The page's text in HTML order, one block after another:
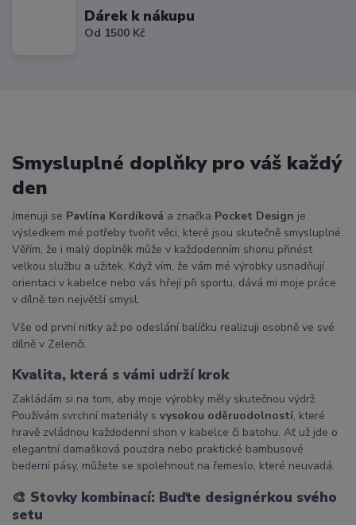
Dárek k nákupu
Od 1500 Kč
Smysluplné doplňky pro váš každý
den
Jmenuji se Pavlína Kordíková a značka Pocket Design je
výsledkem mé potřeby tvořit věci, které jsou skutečně smysluplné.
Věřím, že i malý doplněk může v každodenním shonu přinést
velkou službu a užitek. Když vím, že vám mé výrobky usnadňují
orientaci v kabelce nebo vás hřejí při sportu, dává mi moje práce
v dílně ten největší smysl.
Vše od první nitky až po odeslání balíčku realizuji osobně ve své
dílně v Zelenči.
Kvalita, která s vámi udrží krok
Zakládám si na tom, aby moje výrobky měly skutečnou výdrž.
Používám svrchní materiály s vysokou oděruodolností, které
hravě zvládnou každodenní shon v kabelce či batohu. Ať už jde o
elegantní damašková pouzdra nebo praktické bambusové
bederní pásy, můžete se spolehnout na řemeslo, které neuvadá.
🎨 Stovky kombinací: Buďte designérkou svého
setu